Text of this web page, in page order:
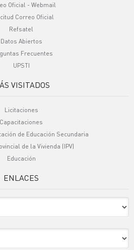
Oficial - Webmail
Correo Oficial
Refsatel
Datos Abiertos
Frecuentes
UPSTI
VISITADOS
Licitaciones
Capacitaciones
de Educación Secundaria
de la Vivienda (IPV)
Educación
ENLACES